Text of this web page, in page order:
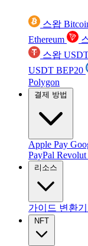
스왑
Ethereum
스왑
USDT BEP20
Polygon
결제 방법
Apple Pay
PayPal Revolut
리소스
가이드 변환기
NFT